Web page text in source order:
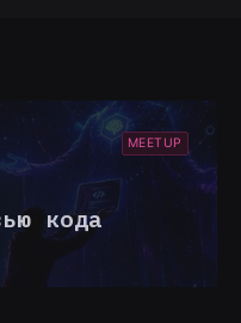
MEETUP
кода